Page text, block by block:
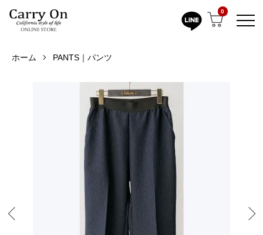
0
ホーム PANTS｜パンツ